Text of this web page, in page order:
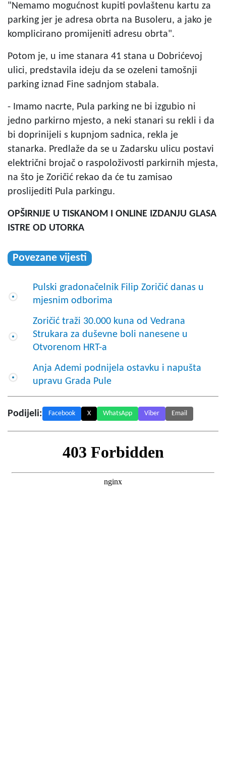
"Nemamo mogućnost kupiti povlaštenu kartu za
parking jer je adresa obrta na Busoleru, a jako je
komplicirano promijeniti adresu obrta".
Potom je, u ime stanara 41 stana u Dobrićevoj
ulici, predstavila ideju da se ozeleni tamošnji
parking iznad Fine sadnjom stabala.
- Imamo nacrte, Pula parking ne bi izgubio ni
jedno parkirno mjesto, a neki stanari su rekli i da
bi doprinijeli s kupnjom sadnica, rekla je
stanarka. Predlaže da se u Zadarsku ulicu postavi
električni brojač o raspoloživosti parkirnih mjesta,
na što je Zoričić rekao da će tu zamisao
proslijediti Pula parkingu.
OPŠIRNIJE U TISKANOM I ONLINE IZDANJU GLASA
ISTRE OD UTORKA
Povezane vijesti
Pulski gradonačelnik Filip Zoričić danas u
mjesnim odborima
Zoričić traži 30.000 kuna od Vedrana
Strukara za duševne boli nanesene u
Otvorenom HRT-a
Anja Ademi podnijela ostavku i napušta
upravu Grada Pule
Podijeli: Facebook X WhatsApp Viber Email